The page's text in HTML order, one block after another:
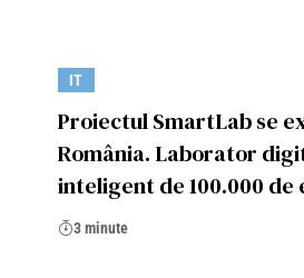
IT
Proiectul SmartLab se
România. Laborator
inteligent de 100.000 de
3 minute